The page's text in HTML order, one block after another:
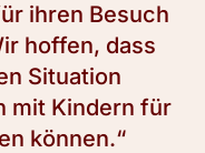
ihren Besuch
hoffen, dass
Situation
mit Kindern für
können.“